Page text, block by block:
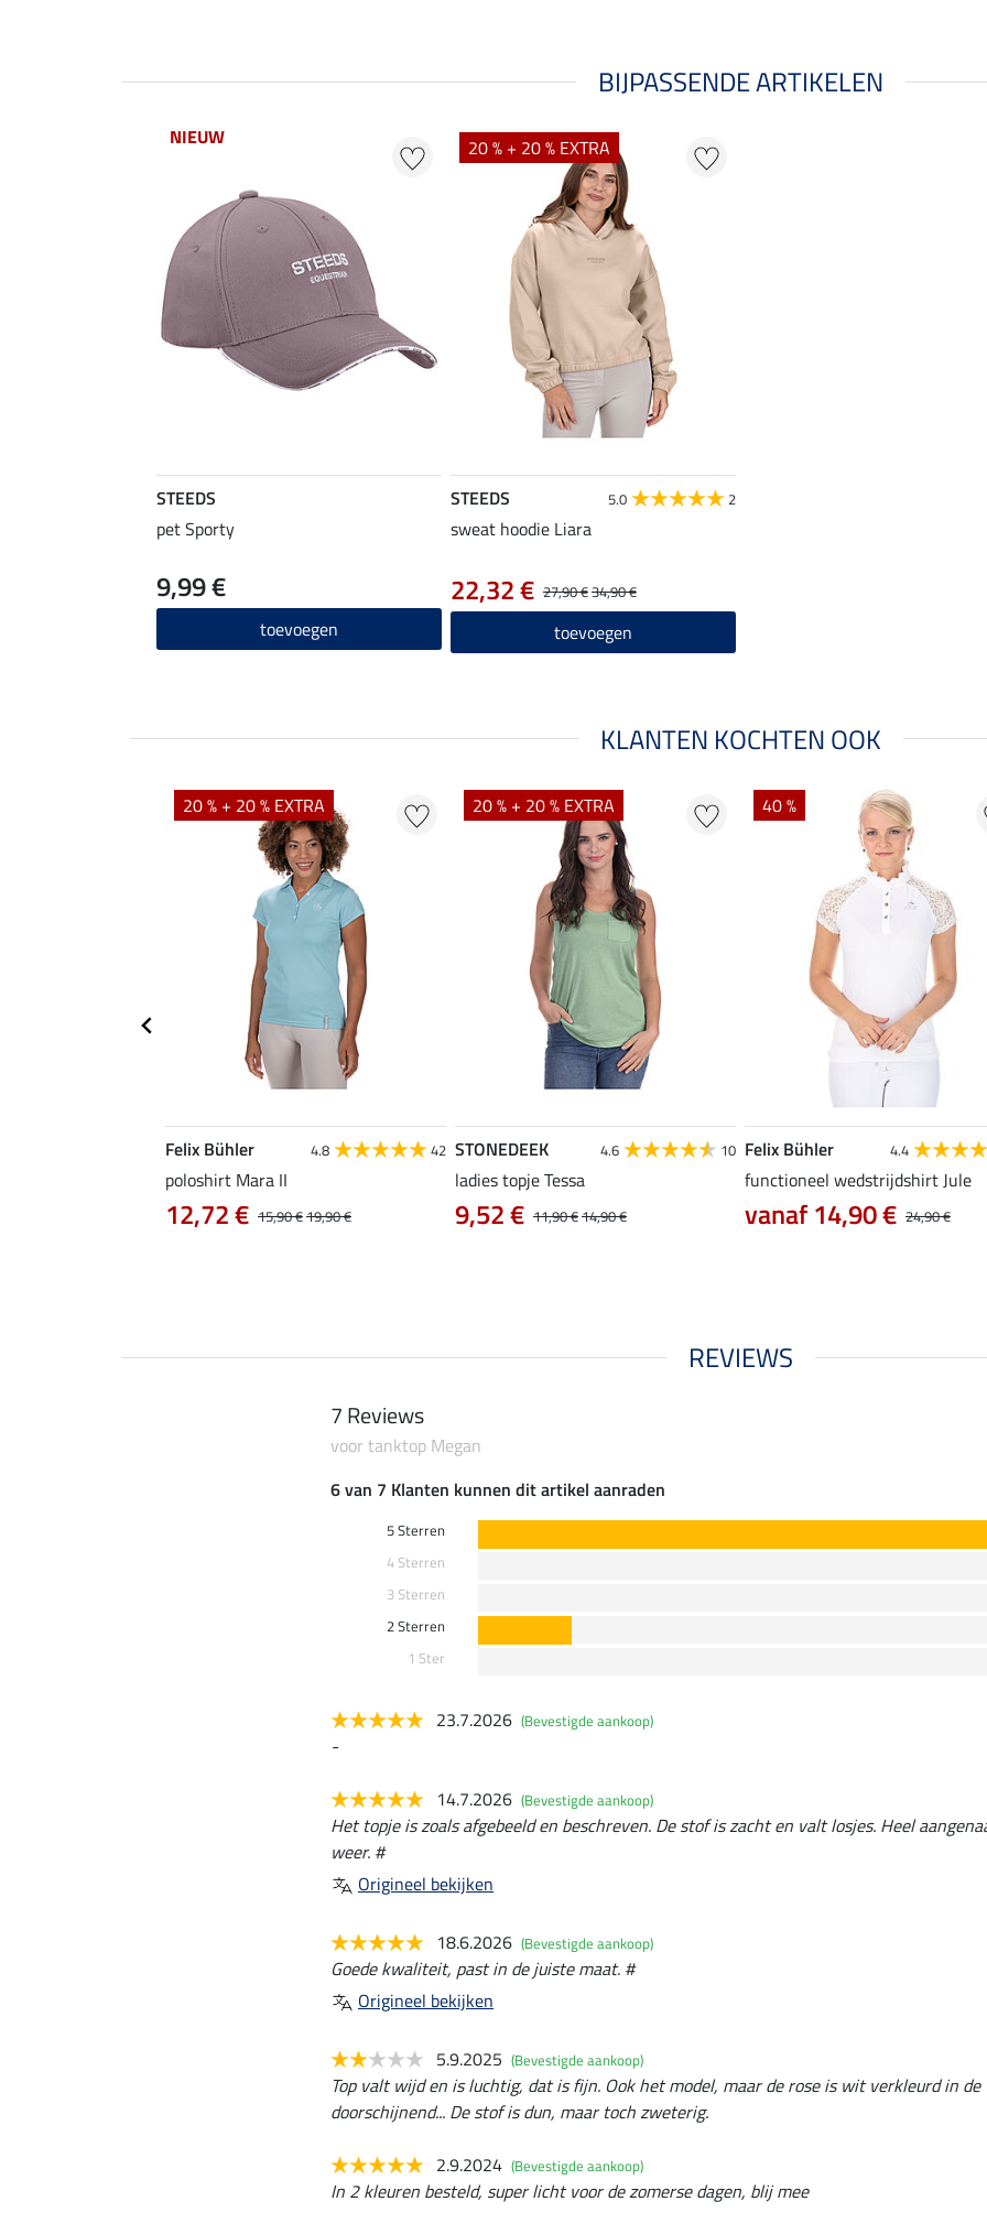
BIJPASSENDE ARTIKELEN
NIEUW
STEEDS
pet Sporty
9,99 €
toevoegen
20 % + 20 % EXTRA
STEEDS 5.0 2
sweat hoodie Liara
27,90 €34,90 €
22,32 €
toevoegen
KLANTEN KOCHTEN OOK
20 % + 20 % EXTRA
Felix Bühler 4.8 42
poloshirt Mara II
15,90 €19,90 €
12,72 €
20 % + 20 % EXTRA
STONEDEEK 4.6 10
ladies topje Tessa
11,90 €14,90 €
9,52 €
40 %
Felix Bühler 4.4
functioneel wedstrijdshirt Jule
24,90 €
vanaf 14,90 €
REVIEWS
7 Reviews
voor tanktop Megan
6 van 7 Klanten kunnen dit artikel aanraden
5 Sterren
4 Sterren
3 Sterren
2 Sterren
1 Ster
23.7.2026 (Bevestigde aankoop)
-
14.7.2026 (Bevestigde aankoop)
Het topje is zoals afgebeeld en beschreven. De stof is zacht en valt losjes. Heel
weer. #
Origineel bekijken
18.6.2026 (Bevestigde aankoop)
Goede kwaliteit, past in de juiste maat. #
Origineel bekijken
5.9.2025 (Bevestigde aankoop)
Top valt wijd en is luchtig, dat is fijn. Ook het model, maar de rose is wit verkleurd in
doorschijnend... De stof is dun, maar toch zweterig.
2.9.2024 (Bevestigde aankoop)
In 2 kleuren besteld, super licht voor de zomerse dagen, blij mee